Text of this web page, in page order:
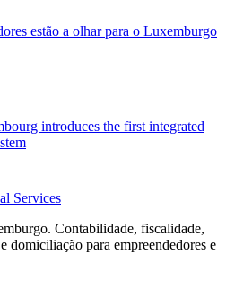
estão a olhar para o Luxemburgo
introduces the first integrated
Services
Contabilidade, fiscalidade,
domiciliação para empreendedores e